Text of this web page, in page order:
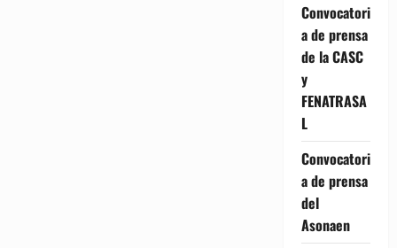
Convocatori
a de prensa
de la CASC
y
FENATRASA
L
Convocatori
a de prensa
del
Asonaen